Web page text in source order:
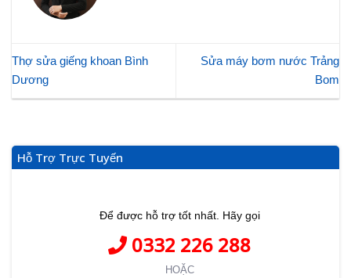
Thợ sửa giếng khoan Bình
Dương
Sửa máy bơm nước Trảng
Bom
Hỗ Trợ Trực Tuyến
Để được hỗ trợ tốt nhất. Hãy gọi
0332 226 288
HOẶC